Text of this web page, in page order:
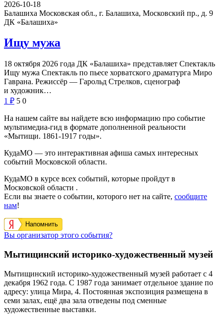
2026-10-18
Балашиха Московская обл., г. Балашиха, Московский пр., д. 9
ДК «Балашиха»
Ищу мужа
18 октября 2026 года ДК «Балашиха» представляет Спектакль
Ищу мужа Спектакль по пьесе хорватского драматурга Миро
Гаврана. Режиссёр — Гарольд Стрелков, сценограф
и художник…
1 ₽ 5 0
На нашем сайте вы найдете всю информацию про событие
мультимедиа-гид в формате дополненной реальности
«Мытищи. 1861-1917 годы».
КудаМО — это интерактивная афиша самых интересных
событий Московской области.
КудаМО в курсе всех событий, которые пройдут в
Московской области .
Если вы знаете о событии, которого нет на сайте, сообщите
нам!
Напомнить
Вы организатор этого события?
Мытищинский историко-художественный музей
Мытищинский историко-художественный музей работает с 4
декабря 1962 года. С 1987 года занимает отдельное здание по
адресу: улица Мира, 4. Постоянная экспозиция размещена в
семи залах, ещё два зала отведены под сменные
художественные выставки.